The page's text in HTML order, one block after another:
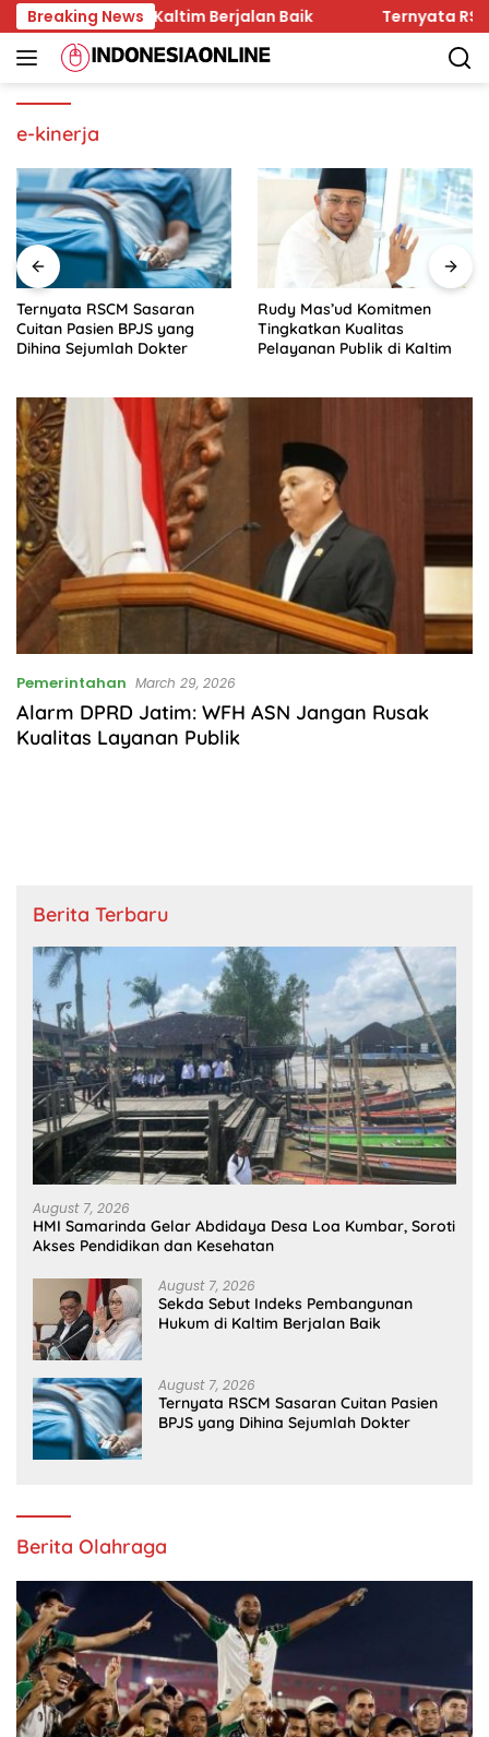
Skip
to
content
Breaking News
Hukum di Kaltim Berjalan Baik Ternyata RSCM
e-kinerja
Ternyata RSCM Sasaran
Cuitan Pasien BPJS yang
Dihina Sejumlah Dokter
Rudy Mas’ud Komitmen
Tingkatkan Kualitas
Pelayanan Publik di Kaltim
Pemerintahan March 29, 2026
Alarm DPRD Jatim: WFH ASN Jangan Rusak
Kualitas Layanan Publik
Berita Terbaru
August 7, 2026
HMI Samarinda Gelar Abdidaya Desa Loa Kumbar, Soroti
Akses Pendidikan dan Kesehatan
August 7, 2026
Sekda Sebut Indeks Pembangunan
Hukum di Kaltim Berjalan Baik
August 7, 2026
Ternyata RSCM Sasaran Cuitan Pasien
BPJS yang Dihina Sejumlah Dokter
Berita Olahraga